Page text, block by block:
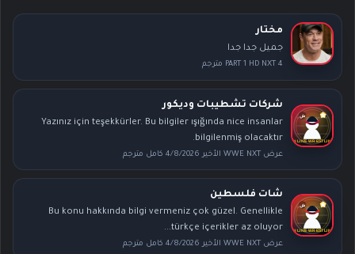
مختار
جميل جدا جدا
PART 1 HD NXT 4 مترجم
شركات تشطيبات وديكور
Yazınız için teşekkürler. Bu bilgiler ışığında nice insanlar
bilgilenmiş olacaktır.
عرض WWE NXT الأخير 4/8/2026 كامل مترجم
شات فلسطين
Bu konu hakkında bilgi vermeniz çok güzel. Genellikle
türkçe içerikler az oluyor...
عرض WWE NXT الأخير 4/8/2026 كامل مترجم